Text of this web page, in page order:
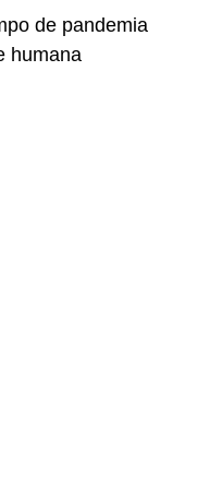
de pandemia
humana